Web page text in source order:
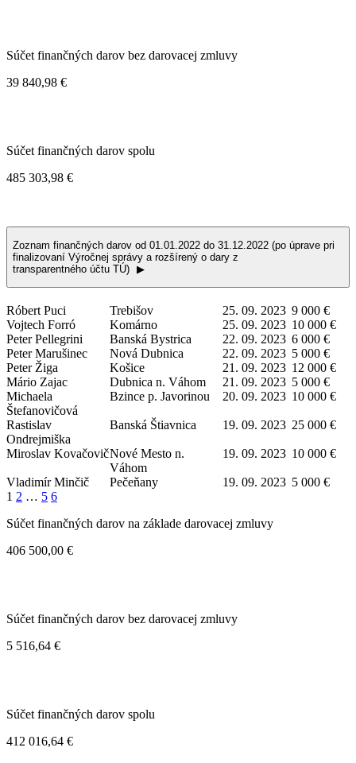
Súčet finančných darov bez darovacej zmluvy
39 840,98 €
Súčet finančných darov spolu
485 303,98 €
Zoznam finančných darov od 01.01.2022 do 31.12.2022 (po úprave pri
finalizovaní Výročnej správy a rozšírený o dary z
transparentného účtu TÚ) ▶
Róbert Puci Trebišov 25. 09. 2023 9 000 €
Vojtech Forró
Komárno 25. 09. 2023 10 000 €
Peter Pellegrini
Banská Bystrica 22. 09. 2023 6 000 €
Peter Marušinec
Nová Dubnica 22. 09. 2023 5 000 €
Peter Žiga
Košice 21. 09. 2023 12 000 €
Mário Zajac
Dubnica n. Váhom 21. 09. 2023 5 000 €
Michaela
Štefanovičová
Bzince p. Javorinou 20. 09. 2023 10 000 €
Rastislav
Ondrejmiška
Banská Štiavnica 19. 09. 2023 25 000 €
Miroslav KovačovičNové Mesto n.
Váhom
19. 09. 2023 10 000 €
Vladimír Minčič Pečeňany 19. 09. 2023 5 000 €
1 2 … 5 6
Súčet finančných darov na základe darovacej zmluvy
406 500,00 €
Súčet finančných darov bez darovacej zmluvy
5 516,64 €
Súčet finančných darov spolu
412 016,64 €